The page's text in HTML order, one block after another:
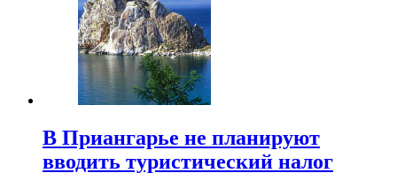
В Приангарье не планируют
вводить туристический налог